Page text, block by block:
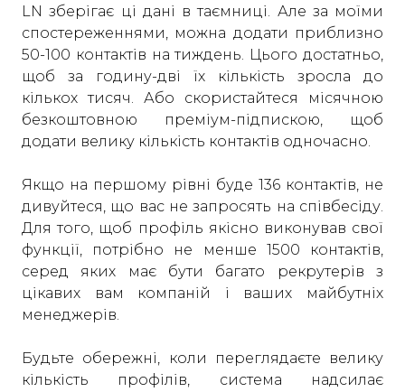
LN зберігає ці дані в таємниці. Але за моїми
спостереженнями, можна додати приблизно
50-100 контактів на тиждень. Цього достатньо,
щоб за годину-дві їх кількість зросла до
кількох тисяч. Або скористайтеся місячною
безкоштовною преміум-підпискою, щоб
додати велику кількість контактів одночасно.
Якщо на першому рівні буде 136 контактів, не
дивуйтеся, що вас не запросять на співбесіду.
Для того, щоб профіль якісно виконував свої
функції, потрібно не менше 1500 контактів,
серед яких має бути багато рекрутерів з
цікавих вам компаній і ваших майбутніх
менеджерів.
Будьте обережні, коли переглядаєте велику
кількість профілів, система надсилає